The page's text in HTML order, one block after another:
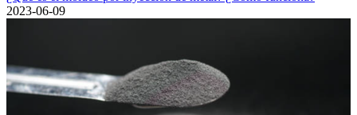
2023-06-09